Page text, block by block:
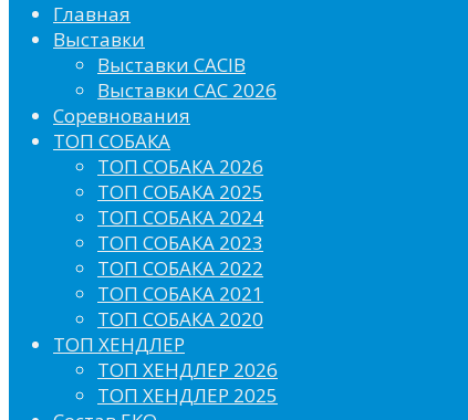
Главная
Выставки
Выставки CACIB
Выставки САС 2026
Соревнования
ТОП СОБАКА
ТОП СОБАКА 2026
ТОП СОБАКА 2025
ТОП СОБАКА 2024
ТОП СОБАКА 2023
ТОП СОБАКА 2022
ТОП СОБАКА 2021
ТОП СОБАКА 2020
ТОП ХЕНДЛЕР
ТОП ХЕНДЛЕР 2026
ТОП ХЕНДЛЕР 2025